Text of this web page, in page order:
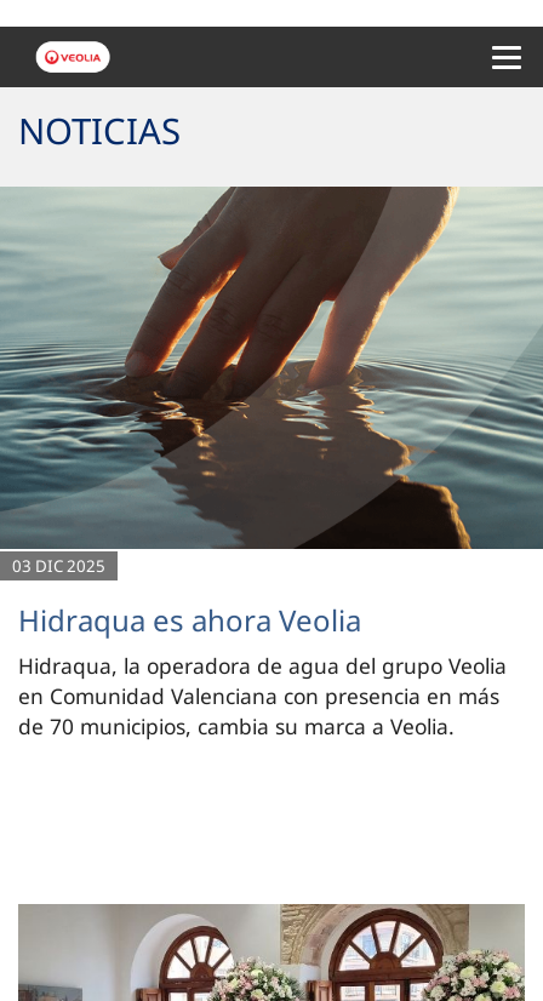
NOTICIAS
03 DIC 2025
Hidraqua es ahora Veolia
Hidraqua, la operadora de agua del grupo Veolia
en Comunidad Valenciana con presencia en más
de 70 municipios, cambia su marca a Veolia.